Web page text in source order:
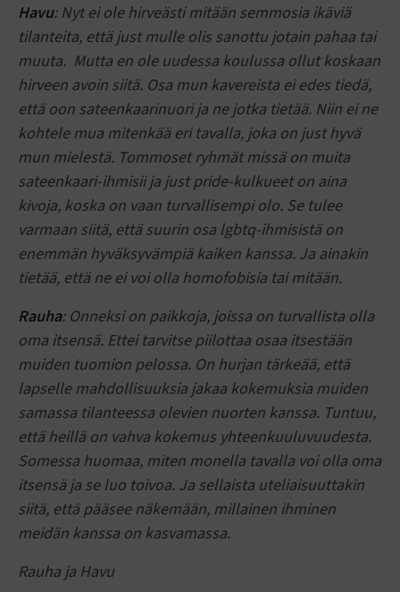
Havu: Nyt ei ole hirveästi mitään semmosia ikäviä
tilanteita, että just mulle olis sanottu jotain pahaa tai
muuta. Mutta en ole uudessa koulussa ollut koskaan
hirveen avoin siitä. Osa mun kavereista ei edes tiedä,
että oon sateenkaarinuori ja ne jotka tietää. Niin ei ne
kohtele mua mitenkää eri tavalla, joka on just hyvä
mun mielestä. Tommoset ryhmät missä on muita
sateenkaari-ihmisii ja just pride-kulkueet on aina
kivoja, koska on vaan turvallisempi olo. Se tulee
varmaan siitä, että suurin osa lgbtq-ihmisistä on
enemmän hyväksyvämpiä kaiken kanssa. Ja ainakin
tietää, että ne ei voi olla homofobisia tai mitään.
Rauha: Onneksi on paikkoja, joissa on turvallista olla
oma itsensä. Ettei tarvitse piilottaa osaa itsestään
muiden tuomion pelossa. On hurjan tärkeää, että
lapselle mahdollisuuksia jakaa kokemuksia muiden
samassa tilanteessa olevien nuorten kanssa. Tuntuu,
että heillä on vahva kokemus yhteenkuuluvuudesta.
Somessa huomaa, miten monella tavalla voi olla oma
itsensä ja se luo toivoa. Ja sellaista uteliaisuuttakin
siitä, että pääsee näkemään, millainen ihminen
meidän kanssa on kasvamassa.
Rauha ja Havu